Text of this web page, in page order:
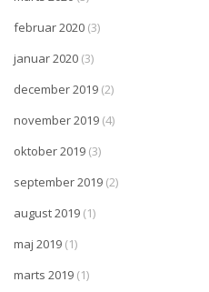
februar 2020 (3)
januar 2020 (3)
december 2019 (2)
november 2019 (4)
oktober 2019 (3)
september 2019 (2)
august 2019 (1)
maj 2019 (1)
marts 2019 (1)